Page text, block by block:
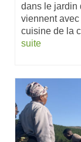
dans le jardin
viennent
cuisine de la
suite